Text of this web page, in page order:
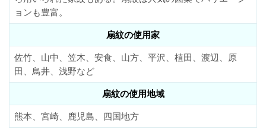
ョンも豊富。
扇紋の使用家
佐竹、山中、笠木、安食、山方、平沢、植田、渡辺、原
田、鳥井、浅野など
扇紋の使用地域
熊本、宮崎、鹿児島、四国地方